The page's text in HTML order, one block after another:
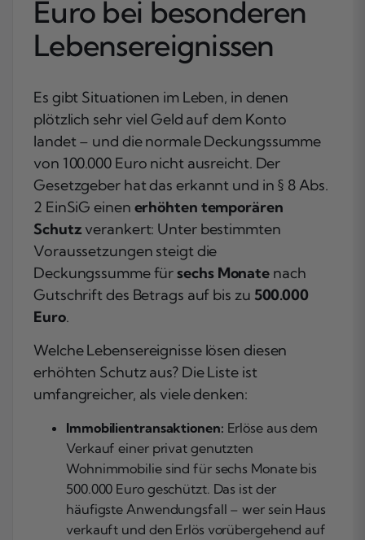
Euro bei besonderen
Lebensereignissen
Es gibt Situationen im Leben, in denen
plötzlich sehr viel Geld auf dem Konto
landet – und die normale Deckungssumme
von 100.000 Euro nicht ausreicht. Der
Gesetzgeber hat das erkannt und in § 8 Abs.
2 EinSiG einen erhöhten temporären
Schutz verankert: Unter bestimmten
Voraussetzungen steigt die
Deckungssumme fürsechs Monate nach
Gutschrift des Betrags auf bis zu 500.000
Euro.
Welche Lebensereignisse lösen diesen
erhöhten Schutz aus? Die Liste ist
umfangreicher, als viele denken:
Immobilientransaktionen: Erlöse aus dem
Verkauf einer privat genutzten
Wohnimmobilie sind für sechs Monate bis
500.000 Euro geschützt. Das ist der
häufigste Anwendungsfall – wer sein Haus
verkauft und den Erlös vorübergehend auf